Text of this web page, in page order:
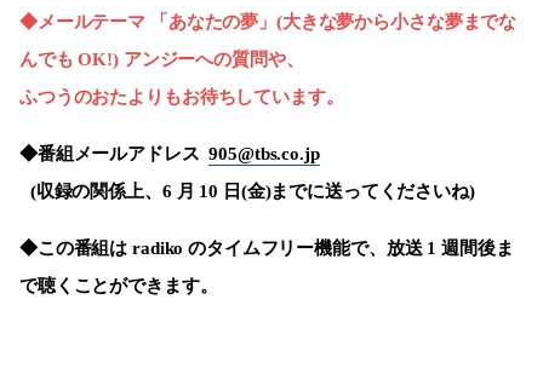
◆メールテーマ 「あなたの夢」 (大きな夢から小さな夢までな
んでも OK!) アンジーへの質問や、
ふつうのおたよりもお待ちしています。
◆番組メールアドレス 905@tbs.co.jp
(収録の関係上、 6 月 10 日(金)までに送ってくださいね)
◆この番組は radikoのタイムフリー機能で、放送1週間後ま
で聴くことができます。